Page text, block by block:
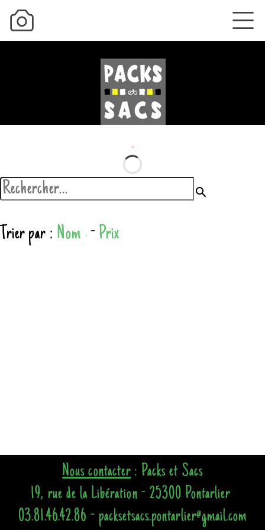
search
Trier par : Nom - Prix
Nous contacter: Packs et Sacs
19, rue de la Libération - 25300 Pontarlier
03.81.46.42.86 - packsetsacs.pontarlier@gmail.com